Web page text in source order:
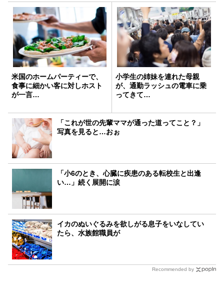
米国のホームパーティーで、
食事に細かい客に対しホスト
が一言…
小学生の姉妹を連れた母親
が、通勤ラッシュの電車に乗
ってきて…
「これが世の先輩ママが通った道ってこと？」
写真を見ると…おぉ
「小6のとき、心臓に疾患のある転校生と出逢
い…」続く展開に涙
イカのぬいぐるみを欲しがる息子をいなしてい
たら、水族館職員が
Recommended by